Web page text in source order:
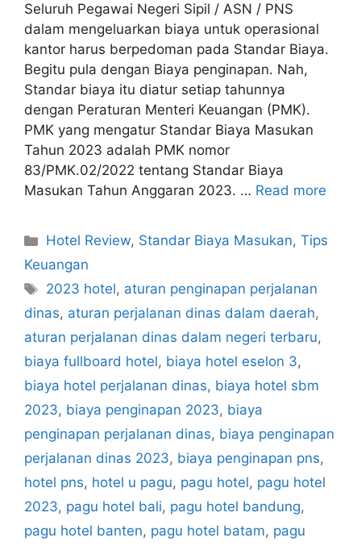
Seluruh Pegawai Negeri Sipil / ASN / PNS
dalam mengeluarkan biaya untuk operasional
kantor harus berpedoman pada Standar Biaya.
Begitu pula dengan Biaya penginapan. Nah,
Standar biaya itu diatur setiap tahunnya
dengan Peraturan Menteri Keuangan (PMK).
PMK yang mengatur Standar Biaya Masukan
Tahun 2023 adalah PMK nomor
83/PMK.02/2022 tentang Standar Biaya
Masukan Tahun Anggaran 2023. … Read more
Categories
Hotel Review, Standar Biaya Masukan,Tips
Keuangan
Tags
2023 hotel, aturan penginapan perjalanan
dinas, aturan perjalanan dinas dalam daerah,
aturan perjalanan dinas dalam negeri terbaru,
biaya fullboard hotel, biaya hotel eselon 3,
biaya hotel perjalanan dinas, biaya hotel sbm
2023, biaya penginapan 2023, biaya
penginapan perjalanan dinas, biaya penginapan
perjalanan dinas 2023, biaya penginapan pns,
hotel pns, hotel u pagu, pagu hotel, pagu hotel
2023, pagu hotel bali, pagu hotel bandung,
pagu hotel banten, pagu hotel batam, pagu